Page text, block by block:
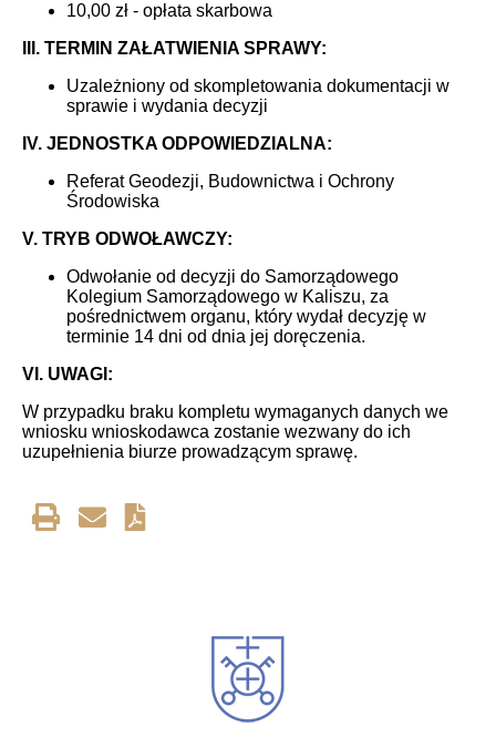
10,00 zł - opłata skarbowa
III. TERMIN ZAŁATWIENIA SPRAWY:
Uzależniony od skompletowania dokumentacji w
sprawie i wydania decyzji
IV. JEDNOSTKA ODPOWIEDZIALNA:
Referat Geodezji, Budownictwa i Ochrony
Środowiska
V. TRYB ODWOŁAWCZY:
Odwołanie od decyzji do Samorządowego
Kolegium Samorządowego w Kaliszu, za
pośrednictwem organu, który wydał decyzję w
terminie 14 dni od dnia jej doręczenia.
VI. UWAGI:
W przypadku braku kompletu wymaganych danych we
wniosku wnioskodawca zostanie wezwany do ich
uzupełnienia biurze prowadzącym sprawę.